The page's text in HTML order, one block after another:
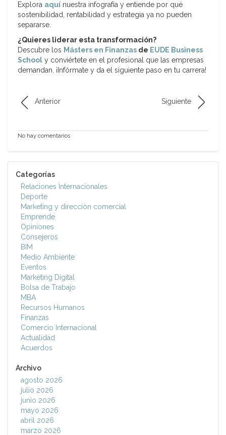
Explora aquí nuestra infografía y entiende por qué
sostenibilidad, rentabilidad y estrategia ya no pueden
separarse.
¿Quieres liderar esta transformación?
Descubre los Másters en Finanzas de EUDE Business
School y conviértete en el profesional que las empresas
demandan. ¡Infórmate y da el siguiente paso en tu carrera!
Anterior Siguiente
No hay comentarios
Categorías
Relaciones Internacionales
Deporte
Marketing y dirección comercial
Emprende
Opiniones
Consejeros
BIM
Medio Ambiente
Eventos
Marketing Digital
Bolsa de Trabajo
MBA
Recursos Humanos
Finanzas
Comercio Internacional
Actualidad
Acuerdos
Archivo
agosto 2026
julio 2026
junio 2026
mayo 2026
abril 2026
marzo 2026